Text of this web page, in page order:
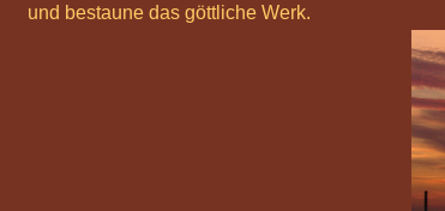
und bestaune das göttliche Werk.